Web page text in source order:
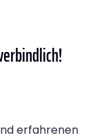
erfahrenen